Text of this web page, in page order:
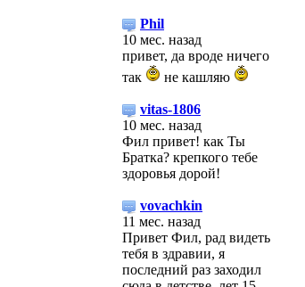
Phil
10 мес. назад
привет, да вроде ничего
так
не кашляю
vitas-1806
10 мес. назад
Фил привет! как Ты
Братка? крепкого тебе
здоровья дорой!
vovachkin
11 мес. назад
Привет Фил, рад видеть
тебя в здравии, я
последний раз заходил